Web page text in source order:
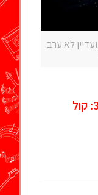
לא ערב.
שני גיא, רומן בהמשכים, פרק 36: קול